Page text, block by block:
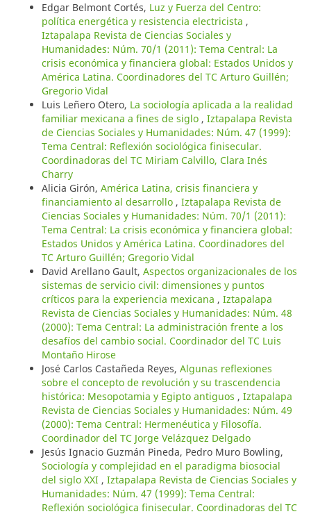
Edgar Belmont Cortés, Luz y Fuerza del Centro:
política energética y resistencia electricista ,
Iztapalapa Revista de Ciencias Sociales y
Humanidades: Núm. 70/1 (2011): Tema Central: La
crisis económica y financiera global: Estados Unidos y
América Latina. Coordinadores del TC Arturo Guillén;
Gregorio Vidal
Luis Leñero Otero, La sociología aplicada a la realidad
familiar mexicana a fines de siglo , Iztapalapa Revista
de Ciencias Sociales y Humanidades: Núm. 47 (1999):
Tema Central: Reflexión sociológica finisecular.
Coordinadoras del TC Miriam Calvillo, Clara Inés
Charry
Alicia Girón, América Latina, crisis financiera y
financiamiento al desarrollo , Iztapalapa Revista de
Ciencias Sociales y Humanidades: Núm. 70/1 (2011):
Tema Central: La crisis económica y financiera global:
Estados Unidos y América Latina. Coordinadores del
TC Arturo Guillén; Gregorio Vidal
David Arellano Gault, Aspectos organizacionales de los
sistemas de servicio civil: dimensiones y puntos
críticos para la experiencia mexicana , Iztapalapa
Revista de Ciencias Sociales y Humanidades: Núm. 48
(2000): Tema Central: La administración frente a los
desafíos del cambio social. Coordinador del TC Luis
Montaño Hirose
José Carlos Castañeda Reyes, Algunas reflexiones
sobre el concepto de revolución y su trascendencia
histórica: Mesopotamia y Egipto antiguos , Iztapalapa
Revista de Ciencias Sociales y Humanidades: Núm. 49
(2000): Tema Central: Hermenéutica y Filosofía.
Coordinador del TC Jorge Velázquez Delgado
Jesús Ignacio Guzmán Pineda, Pedro Muro Bowling,
Sociología y complejidad en el paradigma biosocial
del siglo XXI , Iztapalapa Revista de Ciencias Sociales y
Humanidades: Núm. 47 (1999): Tema Central:
Reflexión sociológica finisecular. Coordinadoras del TC